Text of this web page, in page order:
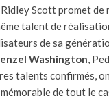
Scott promet
talent de
de sa
Washington,
talents confirmés,
de tout le